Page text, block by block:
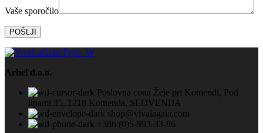
Vaše sporočilo
Arhel d.o.o.
Poslovna cona Žeje pri Komendi, Pod
lipami 35, 1218 Komenda, SLOVENIJA
shop@vivalagaia.com
+386 (0)5-903-33-86